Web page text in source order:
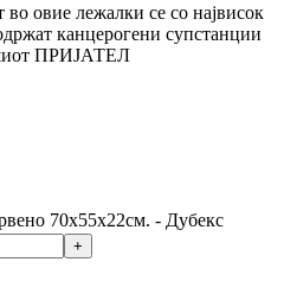
во овие лежалки се со највисок
канцерогени супстанции
ПРИЈАТЕЛ
70х55х22см. - Дубекс